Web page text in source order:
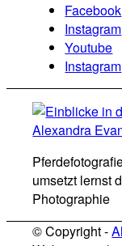
Facebook
Instagram
Youtube
Instagram
umsetzt lernst
Photographie
© Copyright -